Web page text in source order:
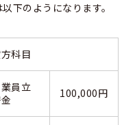
下のようになります。
科目
員立
100,000円